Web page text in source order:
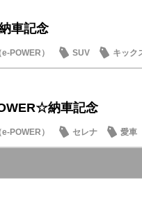
車記念
POWER） SUV キック
納車記念
POWER） セレナ 愛車